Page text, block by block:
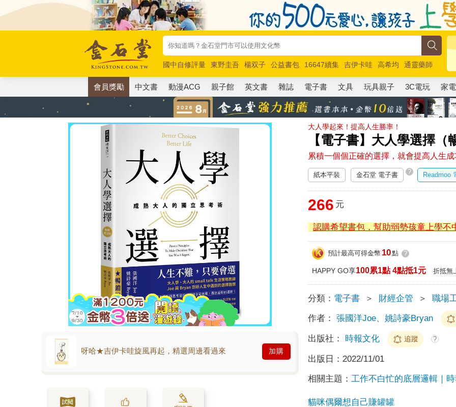
國中自修評量 東野圭吾 楊双子 公益書包 16647續集 吉伊卡哇 高希均
通靈藥師
唯紅花綻放
奧德賽 路邊攤新作 馬斯克 玩具總動員5 超慢跑
會員獎勵 中文書 動漫ACG 親子館 英文書 雜誌 電子書 文具 玩具親子 3C電玩 家電
大人學起來！提高人生勝率！
【電子書】大人學選擇（
累積一個個正確的選擇，就會提高人生
呀哈★吉伊卡哇旋風再起，精選周邊看過來 加購
紙本平裝 金石堂 電子書 ? Readmoo
266 元
認購希望書包，幫助弱勢孩童上學不
預計最高可得金幣 10點 ?
HAPPY GO享100累1點 4點抵1元 折抵無
分類： 電子書 ＞ 財經企管 ＞ 職場
作者： 張國洋Joe、姚詩豪Bryan
出版社： 時報文化 追蹤 ?
出版日： 2022/11/01
相關主題： 工作不白忙的底層邏輯｜
貓咪偶爾想自己賺罐罐